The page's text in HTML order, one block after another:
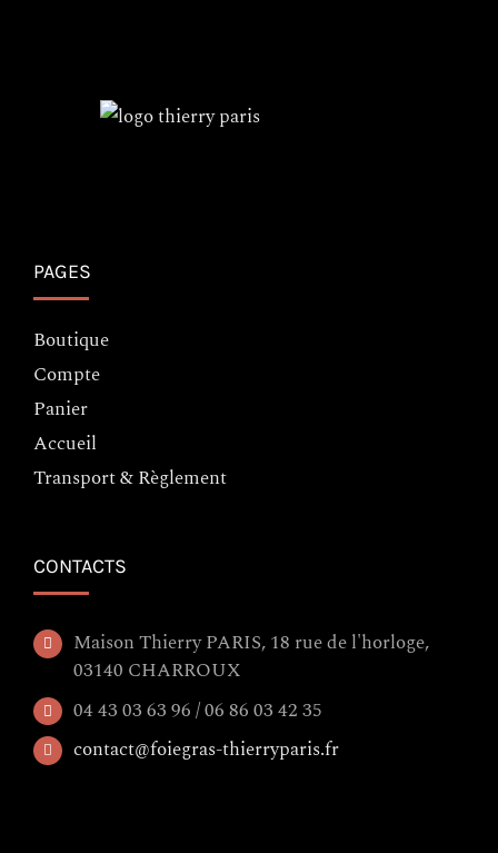
PAGES
Boutique
Compte
Panier
Accueil
Transport & Règlement
CONTACTS
Maison Thierry PARIS, 18 rue de l'horloge,
03140 CHARROUX
04 43 03 63 96 / 06 86 03 42 35
contact@foiegras-thierryparis.fr